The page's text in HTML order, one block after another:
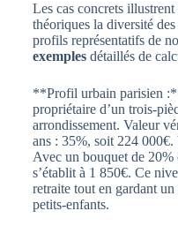
Les cas concrets
théoriques la diversité
profils représentatifs de
exemplesdétaillés de
**Profil urbain parisien
propriétaire d’un trois-
arrondissement. Valeur
ans : 35%, soit 224
Avec un bouquet de 20%
s’établit à 1 850€. Ce
retraite tout en gardant
petits-enfants.